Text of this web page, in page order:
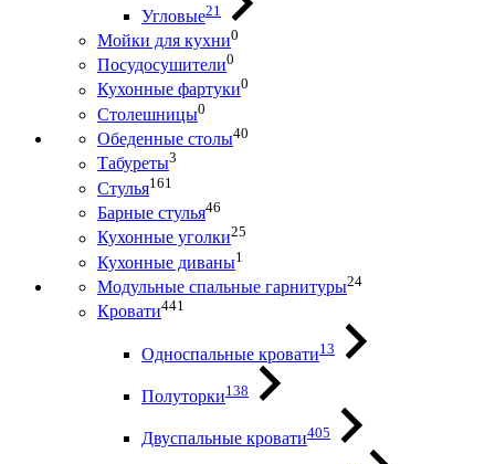
Угловые21
Мойки для кухни0
Посудосушители0
Кухонные фартуки0
Столешницы0
Обеденные столы40
Табуреты3
Стулья161
Барные стулья46
Кухонные уголки25
Кухонные диваны1
Модульные спальные гарнитуры24
Кровати441
Односпальные кровати13
Полуторки138
Двуспальные кровати405